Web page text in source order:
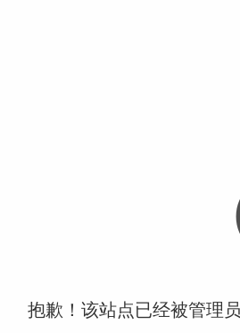
抱歉！该站点已经被管理